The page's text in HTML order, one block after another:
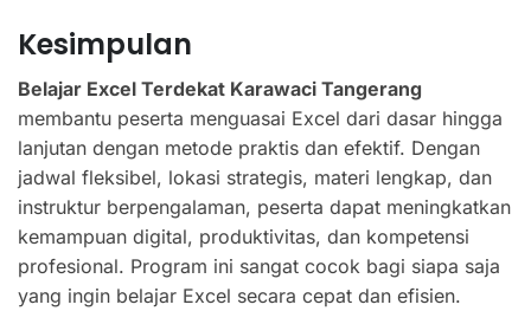
Kesimpulan
Belajar Excel Terdekat Karawaci Tangerang
membantu peserta menguasai Excel dari dasar hingga
lanjutan dengan metode praktis dan efektif. Dengan
jadwal fleksibel, lokasi strategis, materi lengkap, dan
instruktur berpengalaman, peserta dapat meningkatkan
kemampuan digital, produktivitas, dan kompetensi
profesional. Program ini sangat cocok bagi siapa saja
yang ingin belajar Excel secara cepat dan efisien.